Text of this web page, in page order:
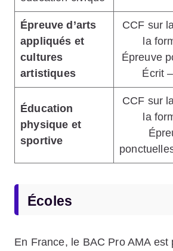
Épreuve d’arts
appliqués et
cultures
artistiques
CCF sur
la
Épreuve
Écrit
Éducation
physique et
sportive
CCF sur
la
Écoles
En France, le BAC Pro AMA est